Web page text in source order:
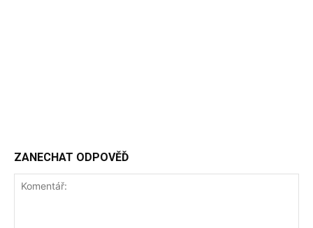
ZANECHAT ODPOVĚĎ